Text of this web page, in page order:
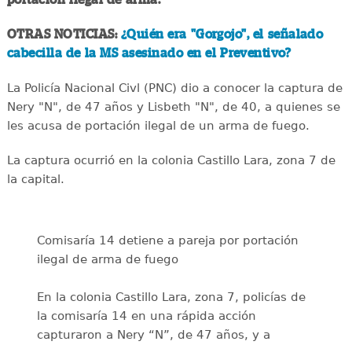
OTRAS NOTICIAS: ¿Quién era "Gorgojo", el señalado
cabecilla de la MS asesinado en el Preventivo?
La Policía Nacional Civl (PNC) dio a conocer la captura de
Nery "N", de 47 años y Lisbeth "N", de 40, a quienes se
les acusa de portación ilegal de un arma de fuego.
La captura ocurrió en la colonia Castillo Lara, zona 7 de
la capital.
Comisaría 14 detiene a pareja por portación
ilegal de arma de fuego
En la colonia Castillo Lara, zona 7, policías de
la comisaría 14 en una rápida acción
capturaron a Nery “N”, de 47 años, y a